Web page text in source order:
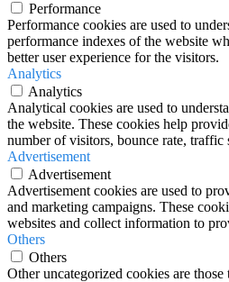
Performance
Performance cookies are used to
performance indexes of the website
better user experience for the visitors.
Analytics
Analytics
Analytical cookies are used to
the website. These cookies help
number of visitors, bounce rate, traffic
Advertisement
Advertisement
Advertisement cookies are used to
and marketing campaigns. These
websites and collect information to
Others
Others
Other uncategorized cookies are